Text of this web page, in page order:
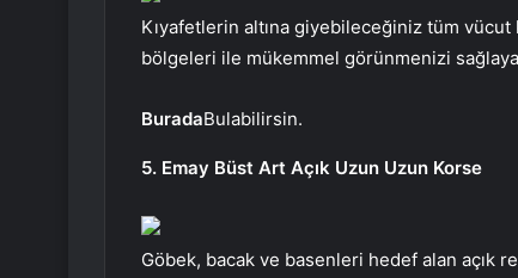
Kıyafetlerin altına giyebileceğiniz tüm
bölgeleri ile mükemmel görünmenizi
BuradaBulabilirsin.
5. Emay Büst Art Açık Uzun Uzun Korse
Göbek, bacak ve basenleri hedef alan açık